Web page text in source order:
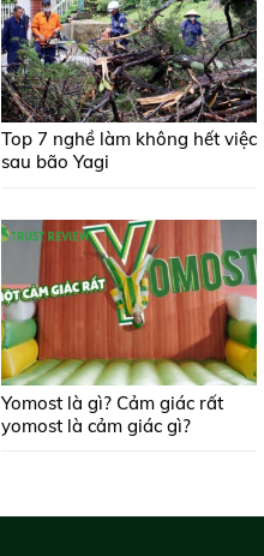
Top 7 nghề làm không hết việc
sau bão Yagi
Yomost là gì? Cảm giác rất
yomost là cảm giác gì?